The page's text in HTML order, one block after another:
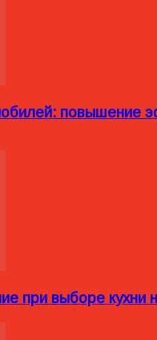
повышение
при выборе кухни